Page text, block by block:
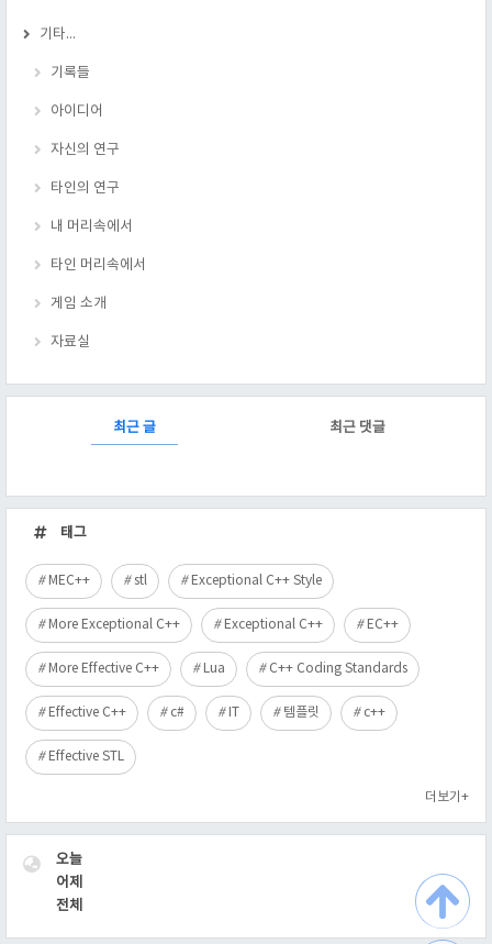
기타...
기록들
아이디어
자신의 연구
타인의 연구
내 머리속에서
타인 머리속에서
게임 소개
자료실
최근 글 최근 댓글
근
글
태그
MEC++ stl Exceptional C++ Style
More Exceptional C++ Exceptional C++ EC++
More Effective C++ Lua C++ Coding Standards
Effective C++ c# IT 템플릿 c++
Effective STL
더보기+
VISITOR
오늘
어제
전체